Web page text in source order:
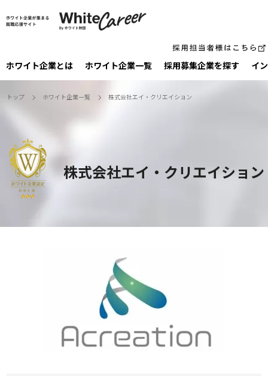
ホワイト企業とは ホワイト企業一覧 採⽤募集企業を探す イ
トップ ホワイト企業一覧 株式会社エイ・クリエイション
株式会社エイ・クリエイション